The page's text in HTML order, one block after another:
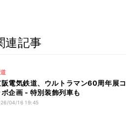
連記事
電気鉄道、ウルトラマン60周年展コ
ボ企画 - 特別装飾列車も
04/16 19:45